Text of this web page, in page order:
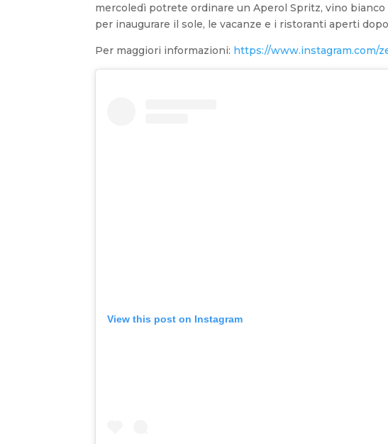
mercoledì potrete ordinare un Aperol Spritz, vino
per inaugurare il sole, le vacanze e i ristoranti aperti
Per maggiori informazioni: https://www.instagram.com/
View this post on Instagram